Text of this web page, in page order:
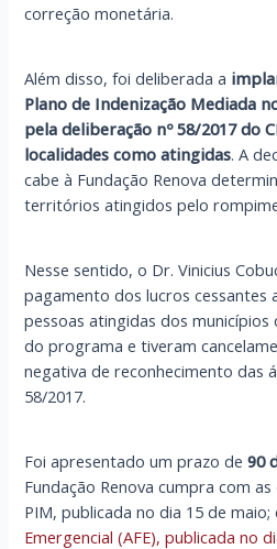
correção monetária.
Além disso, foi deliberada a
Plano de Indenização Mediada
pela deliberação nº 58/2017 do
localidades como atingidas. A
cabe à Fundação Renova
territórios atingidos pelo
Nesse sentido, o Dr. Vinicius
pagamento dos lucros cessantes
pessoas atingidas dos
do programa e tiveram
negativa de reconhecimento das
58/2017.
Foi apresentado um prazo de90
Fundação Renova cumpra com
PIM, publicada no dia 15 de
Emergencial (AFE), publicada no